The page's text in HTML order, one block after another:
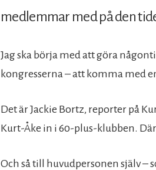
medlemmar med på den
Jag ska börja med att göra
kongresserna – att komma med
Det är Jackie Bortz, reporter på
Kurt-Åke in i 60-plus-klubben.
Och så till huvudpersonen själv –